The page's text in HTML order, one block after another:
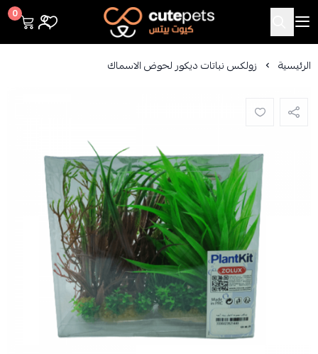
Cutepets
0
الرئيسية زولكس نباتات ديكور لحوض الاسماك